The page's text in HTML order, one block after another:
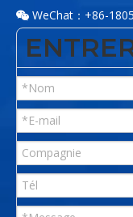
 WeChat：+86-